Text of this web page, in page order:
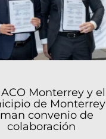
Monterrey y el
de Monterrey
convenio de
colaboración